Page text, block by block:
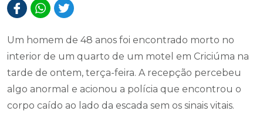
Um homem de 48 anos foi encontrado morto no
interior de um quarto de um motel em Criciúma na
tarde de ontem, terça-feira. A recepção percebeu
algo anormal e acionou a polícia que encontrou o
corpo caído ao lado da escada sem os sinais vitais.